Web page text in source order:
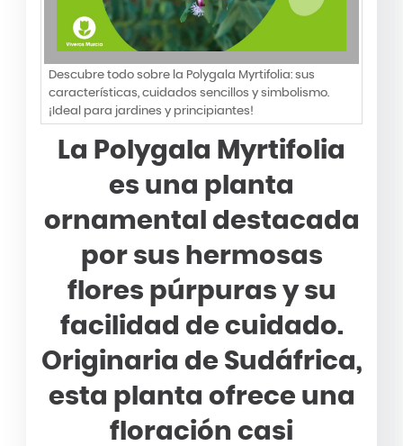
Descubre todo sobre la Polygala Myrtifolia: sus
características, cuidados sencillos y simbolismo.
¡Ideal para jardines y principiantes!
La Polygala Myrtifolia
es una planta
ornamental destacada
por sus hermosas
flores púrpuras y su
facilidad de cuidado.
Originaria de Sudáfrica,
esta planta ofrece una
floración casi